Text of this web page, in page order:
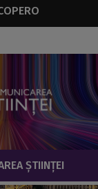
ȘTIINȚEI